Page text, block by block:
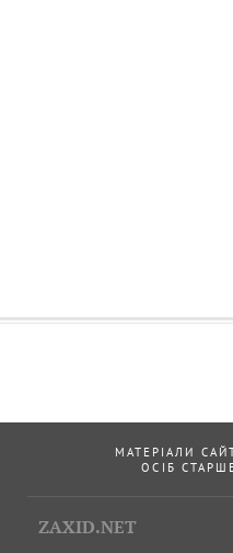
МАТЕРІАЛИ
ОСІБ
ZAXID.NET